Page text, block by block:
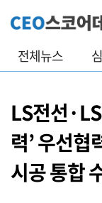
전체뉴스
LS전선
력’ 우선
시공 통합